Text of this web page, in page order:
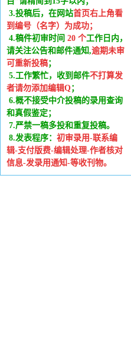
3.投稿后，在网站首页右上角看
到编号（名字）为成功；
4.稿件初审时间 20 个工作日内 ，
请关注公告和邮件通知,逾期未审
可重新投稿；
5.工作繁忙，收到邮件不打算发
者请勿添加编辑Q；
6.概不接受中介投稿的录用查询
和真假鉴定；
7.严禁一稿多投和重复投稿。
8.发表程序： 初审录用-联系编
辑-支付版费-编辑处理-作者核对
信息-发录用通知-等收刊物。